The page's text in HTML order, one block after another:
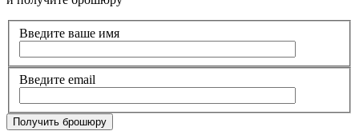
Введите ваше имя
Введите email